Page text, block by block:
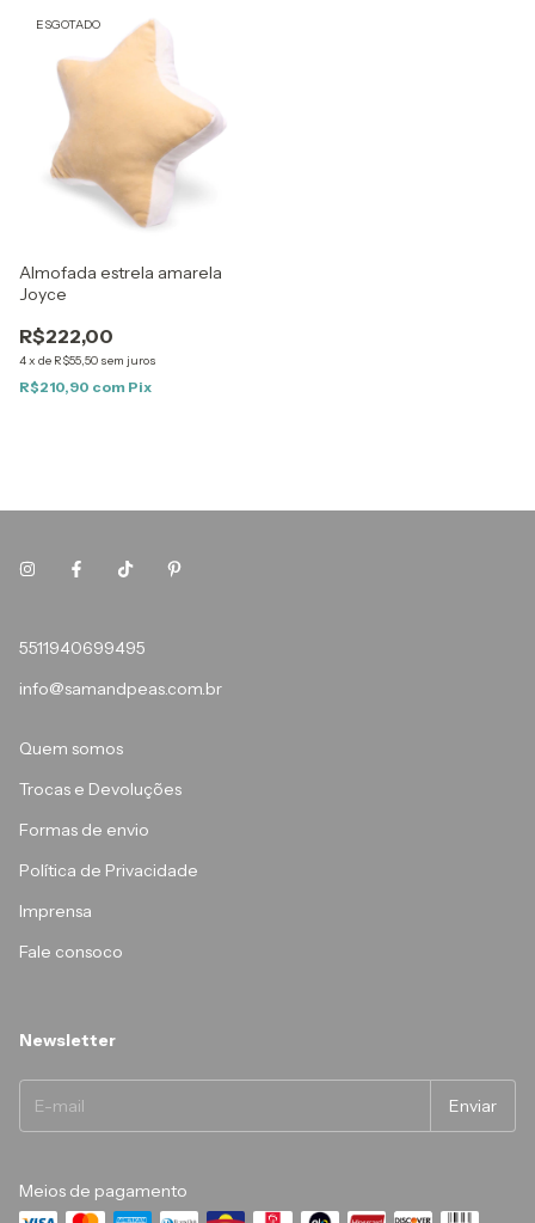
ESGOTADO
Almofada estrela amarela
Joyce
R$222,00
4x de R$55,50 sem juros
R$210,90 com Pix
5511940699495
info@samandpeas.com.br
Quem somos
Trocas e Devoluções
Formas de envio
Política de Privacidade
Imprensa
Fale consoco
Newsletter
Meios de pagamento